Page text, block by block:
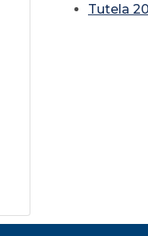
Tutela